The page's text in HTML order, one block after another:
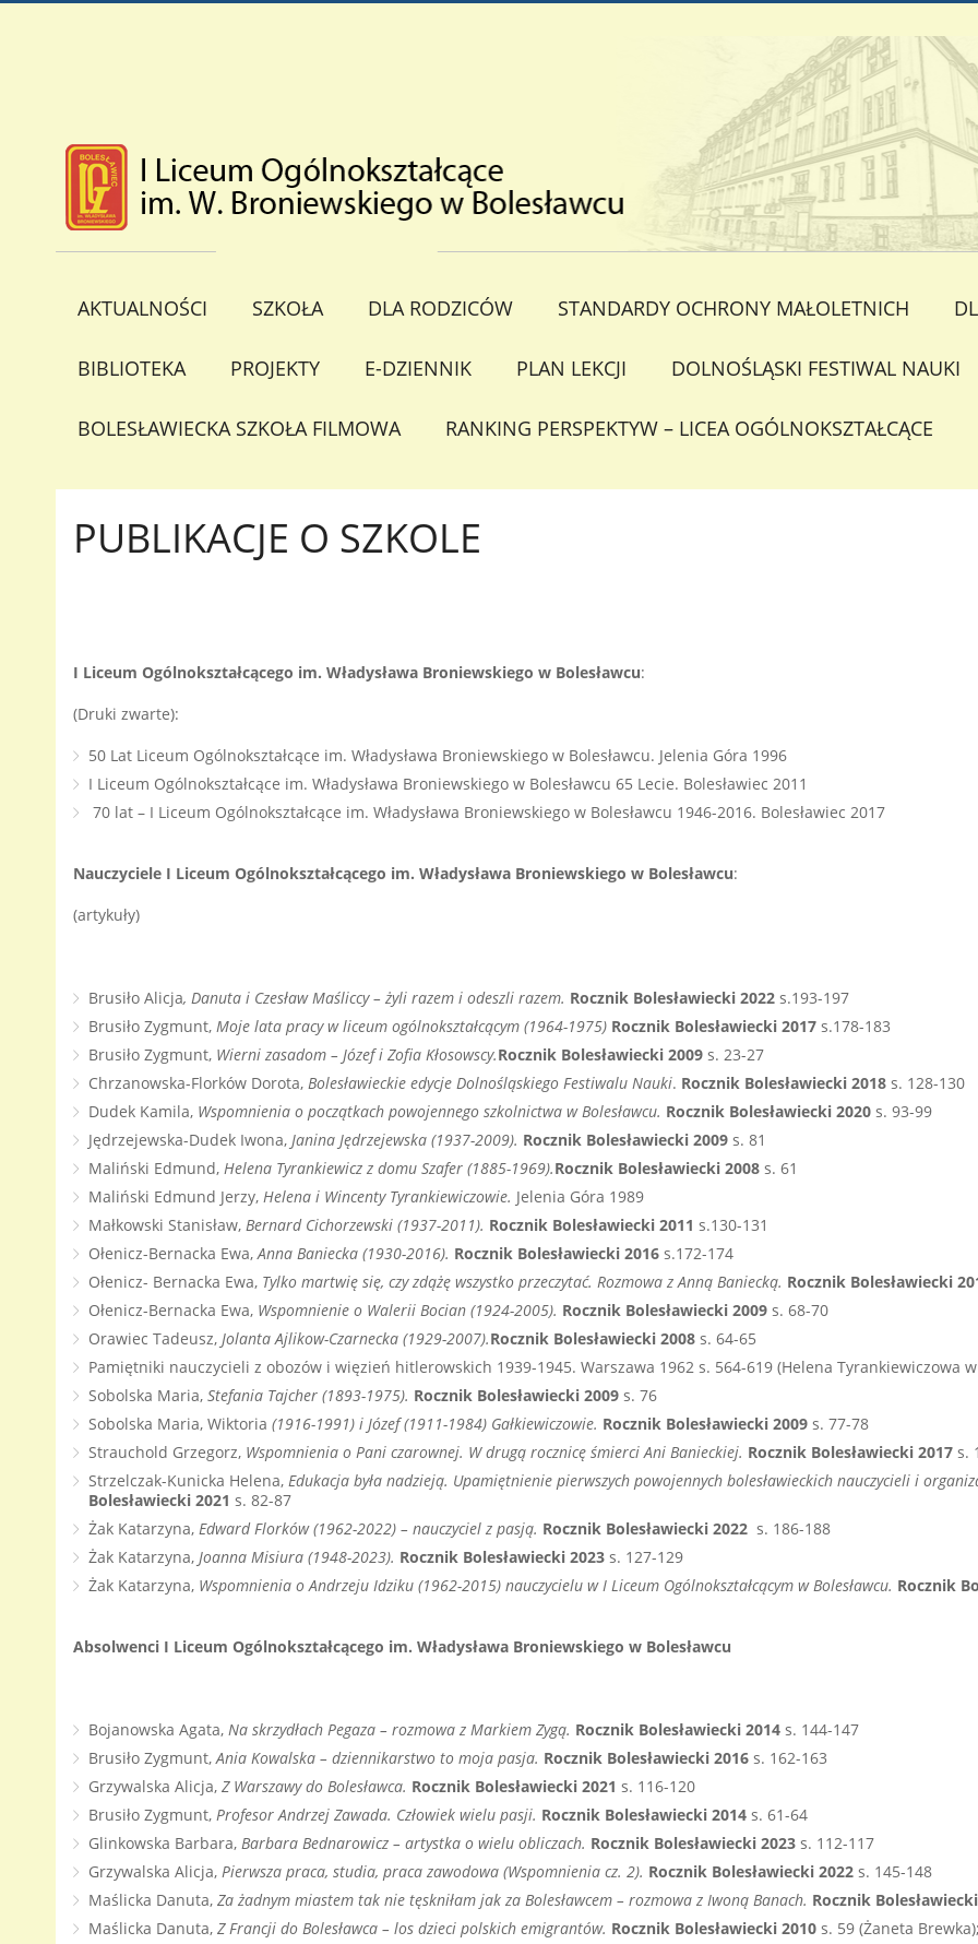
AKTUALNOŚCI SZKOŁA DLA RODZICÓW STANDARDY OCHRONY MAŁOLETNICH
BIBLIOTEKA PROJEKTY E-DZIENNIK PLAN LEKCJI DOLNOŚLĄSKI FESTIWAL NAUKI
BOLESŁAWIECKA SZKOŁA FILMOWA RANKING PERSPEKTYW – LICEA OGÓLNOKSZTAŁCĄCE
PUBLIKACJE O SZKOLE
I Liceum Ogólnokształcącego im. Władysława Broniewskiego w Bolesławcu:
(Druki zwarte):
50 Lat Liceum Ogólnokształcące im. Władysława Broniewskiego w Bolesławcu. Jelenia Góra 1996
I Liceum Ogólnokształcące im. Władysława Broniewskiego w Bolesławcu 65 Lecie. Bolesławiec 2011
70 lat – I Liceum Ogólnokształcące im. Władysława Broniewskiego w Bolesławcu 1946-2016. Bolesławiec 2017
Nauczyciele I Liceum Ogólnokształcącego im. Władysława Broniewskiego w Bolesławcu:
(artykuły)
Brusiło Alicja, Danuta i Czesław Maśliccy – żyli razem i odeszli razem. Rocznik Bolesławiecki 2022 s.193-197
Brusiło Zygmunt, Moje lata pracy w liceum ogólnokształcącym (1964-1975) Rocznik Bolesławiecki 2017 s.178-183
Brusiło Zygmunt, Wierni zasadom – Józef i Zofia Kłosowscy.Rocznik Bolesławiecki 2009 s. 23-27
Chrzanowska-Florków Dorota, Bolesławieckie edycje Dolnośląskiego Festiwalu Nauki. Rocznik Bolesławiecki 2018s. 128-130
Dudek Kamila, Wspomnienia o początkach powojennego szkolnictwa w Bolesławcu. Rocznik Bolesławiecki 2020 s. 93-99
Jędrzejewska-Dudek Iwona, Janina Jędrzejewska (1937-2009). Rocznik Bolesławiecki 2009 s. 81
Maliński Edmund, Helena Tyrankiewicz z domu Szafer (1885-1969).Rocznik Bolesławiecki 2008s. 61
Maliński Edmund Jerzy, Helena i Wincenty Tyrankiewiczowie. Jelenia Góra 1989
Małkowski Stanisław, Bernard Cichorzewski (1937-2011). Rocznik Bolesławiecki 2011 s.130-131
Ołenicz-Bernacka Ewa,Anna Baniecka (1930-2016). Rocznik Bolesławiecki 2016 s.172-174
Ołenicz- Bernacka Ewa, Tylko martwię się, czy zdążę wszystko przeczytać. Rozmowa z Anną Baniecką. Rocznik Bolesławiecki
Ołenicz-Bernacka Ewa, Wspomnienie o Walerii Bocian (1924-2005). Rocznik Bolesławiecki 2009 s. 68-70
Orawiec Tadeusz, Jolanta Ajlikow-Czarnecka (1929-2007).Rocznik Bolesławiecki 2008 s. 64-65
Pamiętniki nauczycieli z obozów i więzień hitlerowskich 1939-1945. Warszawa 1962 s. 564-619 (Helena Tyrankiewiczowa
Sobolska Maria, Stefania Tajcher (1893-1975). Rocznik Bolesławiecki 2009 s. 76
Sobolska Maria, Wiktoria (1916-1991) i Józef (1911-1984) Gałkiewiczowie. Rocznik Bolesławiecki 2009 s. 77-78
Strauchold Grzegorz, Wspomnienia o Pani czarownej. W drugą rocznicę śmierci Ani Banieckiej. Rocznik Bolesławiecki 2017 s.
Strzelczak-Kunicka Helena, Edukacja była nadzieją. Upamiętnienie pierwszych powojennych bolesławieckich nauczycieli i
Bolesławiecki 2021 s. 82-87
Żak Katarzyna, Edward Florków (1962-2022) – nauczyciel z pasją. Rocznik Bolesławiecki 2022 s. 186-188
Żak Katarzyna, Joanna Misiura (1948-2023). Rocznik Bolesławiecki 2023 s. 127-129
Żak Katarzyna, Wspomnienia o Andrzeju Idziku (1962-2015) nauczycielu w I Liceum Ogólnokształcącym w Bolesławcu. Rocznik
Absolwenci I Liceum Ogólnokształcącego im. Władysława Broniewskiego w Bolesławcu
Bojanowska Agata, Na skrzydłach Pegaza – rozmowa z Markiem Zygą. Rocznik Bolesławiecki 2014 s. 144-147
Brusiło Zygmunt,Ania Kowalska – dziennikarstwo to moja pasja. Rocznik Bolesławiecki 2016 s. 162-163
Grzywalska Alicja, Z Warszawy do Bolesławca. Rocznik Bolesławiecki 2021 s. 116-120
Brusiło Zygmunt, Profesor Andrzej Zawada. Człowiek wielu pasji. Rocznik Bolesławiecki 2014 s. 61-64
Glinkowska Barbara, Barbara Bednarowicz – artystka o wielu obliczach. Rocznik Bolesławiecki 2023 s. 112-117
Grzywalska Alicja, Pierwsza praca, studia, praca zawodowa (Wspomnienia cz. 2). Rocznik Bolesławiecki 2022s. 145-148
Maślicka Danuta, Za żadnym miastem tak nie tęskniłam jak za Bolesławcem – rozmowa z Iwoną Banach. Rocznik
Maślicka Danuta, Z Francji do Bolesławca – los dzieci polskich emigrantów. Rocznik Bolesławiecki 2010 s. 59 (Żaneta